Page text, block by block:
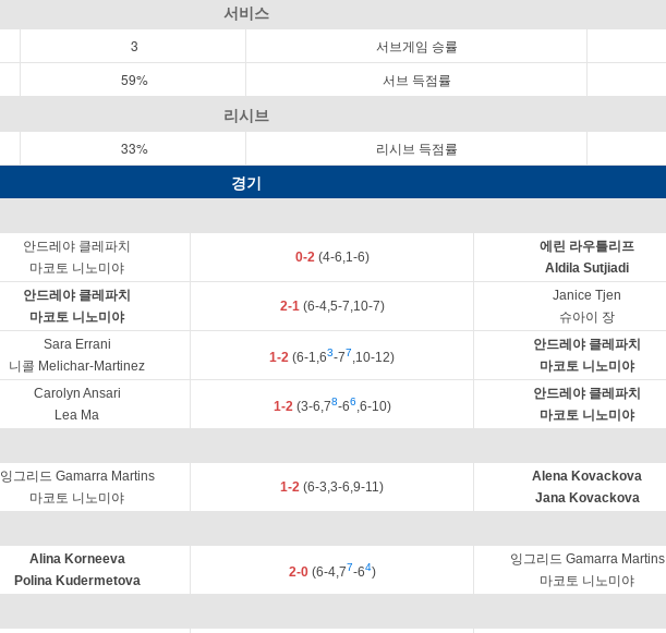
서비스
3 서브게임 승률
59% 서브 득점률
리시브
33% 리시브 득점률
경기
안드레야 클레파치
마코토 니노미야
0-2(4-6,1-6)
에린 라우틀리프
Aldila Sutjiadi
안드레야 클레파치
마코토 니노미야
2-1(6-4,5-7,10-7)
Janice Tjen
슈아이 장
Sara Errani
니콜 Melichar-Martinez
1-2 (6-1,63-77,10-12)
안드레야 클레파치
마코토 니노미야
Carolyn Ansari
Lea Ma
1-2(3-6,78-66,6-10)
안드레야 클레파치
마코토 니노미야
잉그리드 Gamarra Martins
마코토 니노미야
1-2 (6-3,3-6,9-11)
Alena Kovackova
Jana Kovackova
Alina Korneeva
Polina Kudermetova
2-0(6-4,77-64)
잉그리드 Gamarra Martins
마코토 니노미야